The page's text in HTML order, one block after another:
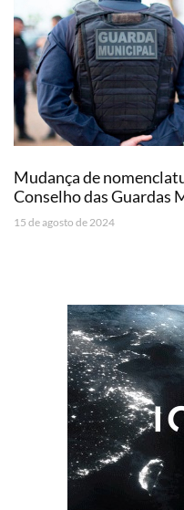
Mudança de
Conselho das Guardas
15 de agosto de 2024